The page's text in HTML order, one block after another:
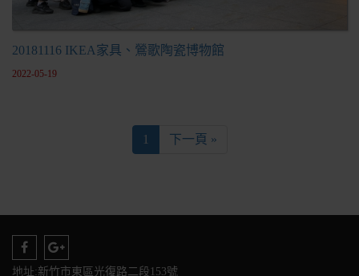
20181116 IKEA家具、鶯歌陶瓷博物館
2022-05-19
1 下一頁 »
地址:新竹市東區光復路二段153號